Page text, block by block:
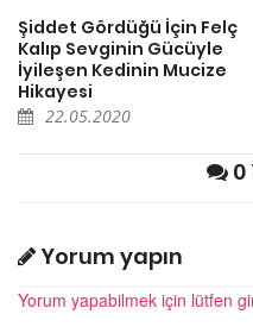
Şiddet Gördüğü İçin Felç
Kalıp Sevginin Gücüyle
İyileşen Kedinin Mucize
Hikayesi
22.05.2020
0
Yorum yapın
Yorum yapabilmek için lütfen